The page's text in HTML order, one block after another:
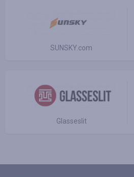
SUNSKY.com
Glasseslit